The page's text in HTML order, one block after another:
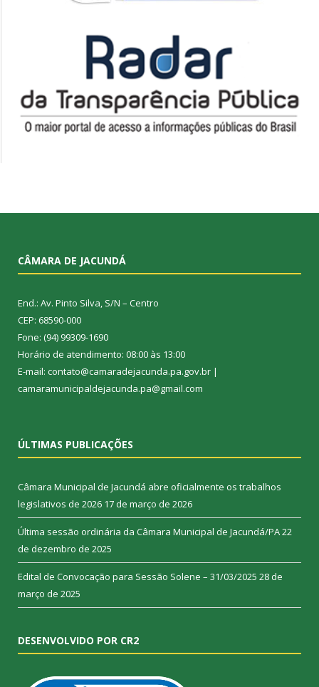
CÂMARA DE JACUNDÁ
End.: Av. Pinto Silva, S/N – Centro
CEP: 68590-000
Fone: (94) 99309-1690
Horário de atendimento: 08:00 às 13:00
E-mail: contato@camaradejacunda.pa.gov.br |
camaramunicipaldejacunda.pa@gmail.com
ÚLTIMAS PUBLICAÇÕES
Câmara Municipal de Jacundá abre oficialmente os trabalhos
legislativos de 2026 17 de março de 2026
Última sessão ordinária da Câmara Municipal de Jacundá/PA22
de dezembro de 2025
Edital de Convocação para Sessão Solene – 31/03/2025 28 de
março de 2025
DESENVOLVIDO POR CR2